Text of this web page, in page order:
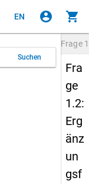
EN account_circle shopping_cart
Suchen
Frage
Fra
ge
1.2:
Erg
änz
un
gsf